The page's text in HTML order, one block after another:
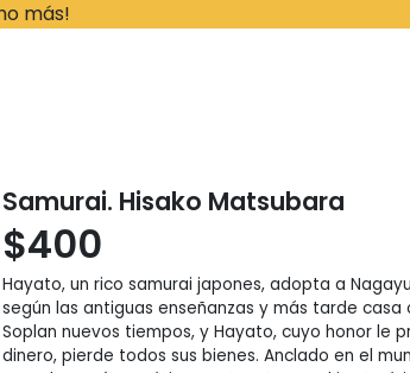
más!
Samurai. Hisako Matsubara
$400
Hayato, un rico samurai japones, adopta a
según las antiguas enseñanzas y más tarde casa
Soplan nuevos tiempos, y Hayato, cuyo honor le
dinero, pierde todos sus bienes. Anclado en el